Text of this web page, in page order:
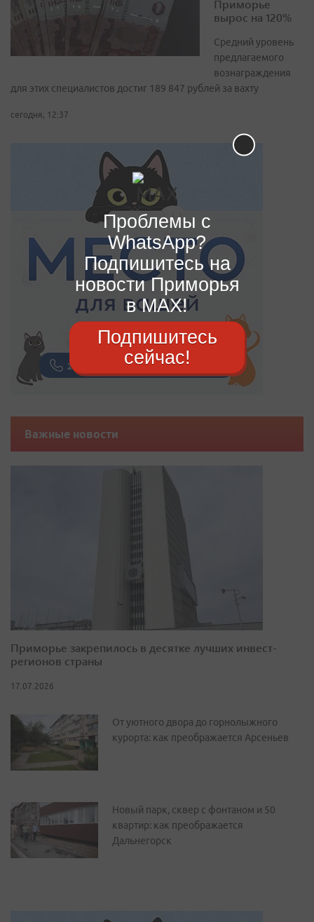
Приморье
вырос на 120%
Средний уровень
предлагаемого
вознаграждения
для этих специалистов достиг 189 847 рублей за вахту
сегодня, 12:37
Важные новости
Приморье закрепилось в десятке лучших инвест-
регионов страны
17.07.2026
От уютного двора до горнолыжного
курорта: как преображается Арсеньев
Новый парк, сквер с фонтаном и 50
квартир: как преображается
Дальнегорск
Проблемы с
WhatsApp?
Подпишитесь на
новости Приморья
в MAX!
Подпишитесь
сейчас!